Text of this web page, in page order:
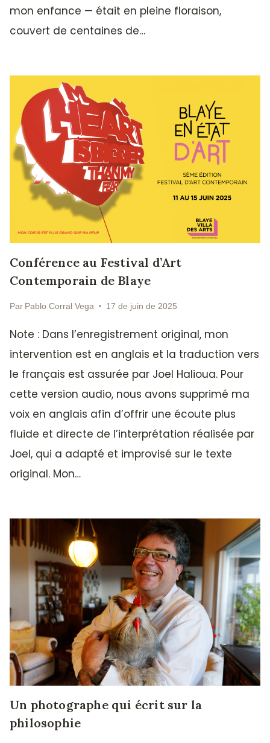
mon enfance — était en pleine floraison,
couvert de centaines de…
Conférence au Festival d’Art
Contemporain de Blaye
Par Pablo Corral Vega 17 de juin de 2025
Note : Dans l’enregistrement original, mon
intervention est en anglais et la traduction vers
le français est assurée par Joel Halioua. Pour
cette version audio, nous avons supprimé ma
voix en anglais afin d’offrir une écoute plus
fluide et directe de l’interprétation réalisée par
Joel, qui a adapté et improvisé sur le texte
original. Mon…
Un photographe qui écrit sur la
philosophie